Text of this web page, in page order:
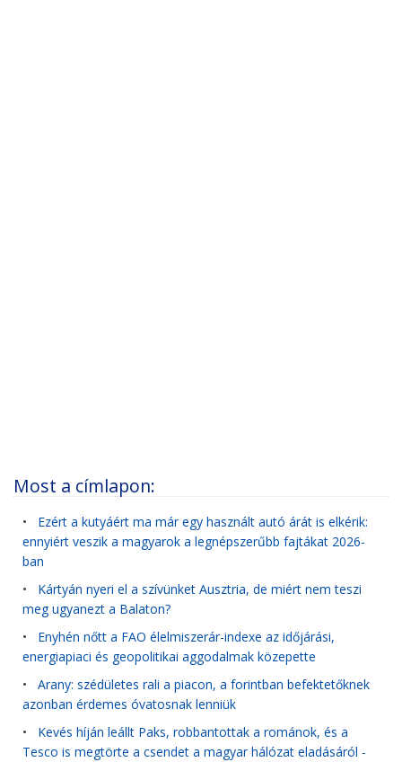
Most a címlapon:
• Ezért a kutyáért ma már egy használt autó árát is elkérik:
ennyiért veszik a magyarok a legnépszerűbb fajtákat 2026-
ban
• Kártyán nyeri el a szívünket Ausztria, de miért nem teszi
meg ugyanezt a Balaton?
• Enyhén nőtt a FAO élelmiszerár-indexe az időjárási,
energiapiaci és geopolitikai aggodalmak közepette
• Arany: szédületes rali a piacon, a forintban befektetőknek
azonban érdemes óvatosnak lenniük
• Kevés híján leállt Paks, robbantottak a románok, és a
Tesco is megtörte a csendet a magyar hálózat eladásáról -